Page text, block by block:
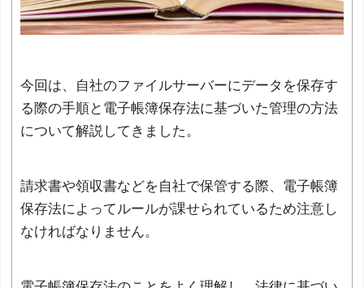
今回は、自社のファイルサーバーにデータを保存す
る際の手順と電子帳簿保存法に基づいた管理の方法
について解説してきました。
請求書や領収書などを自社で保管する際、電子帳簿
保存法によってルールが課せられているため注意し
なければなりません。